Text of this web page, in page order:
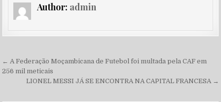
Author: admin
Navegação de Post
← A Federação Moçambicana de Futebol foi multada pela CAF em
256 mil meticais
LIONEL MESSI JÁ SE ENCONTRA NA CAPITAL FRANCESA →